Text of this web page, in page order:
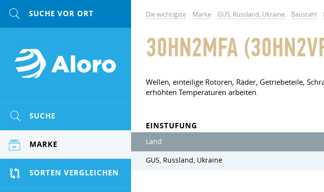
Die wichtigste Marke GUS, Russland, Ukraine Baustahl
30HN2MFA
Wellen, einteilige Rotoren, Räder, Getriebeteile,
erhöhten Temperaturen arbeiten.
EINSTUFUNG
Land
GUS, Russland, Ukraine
SUCHE
MARKE
SORTEN VERGLEICHEN